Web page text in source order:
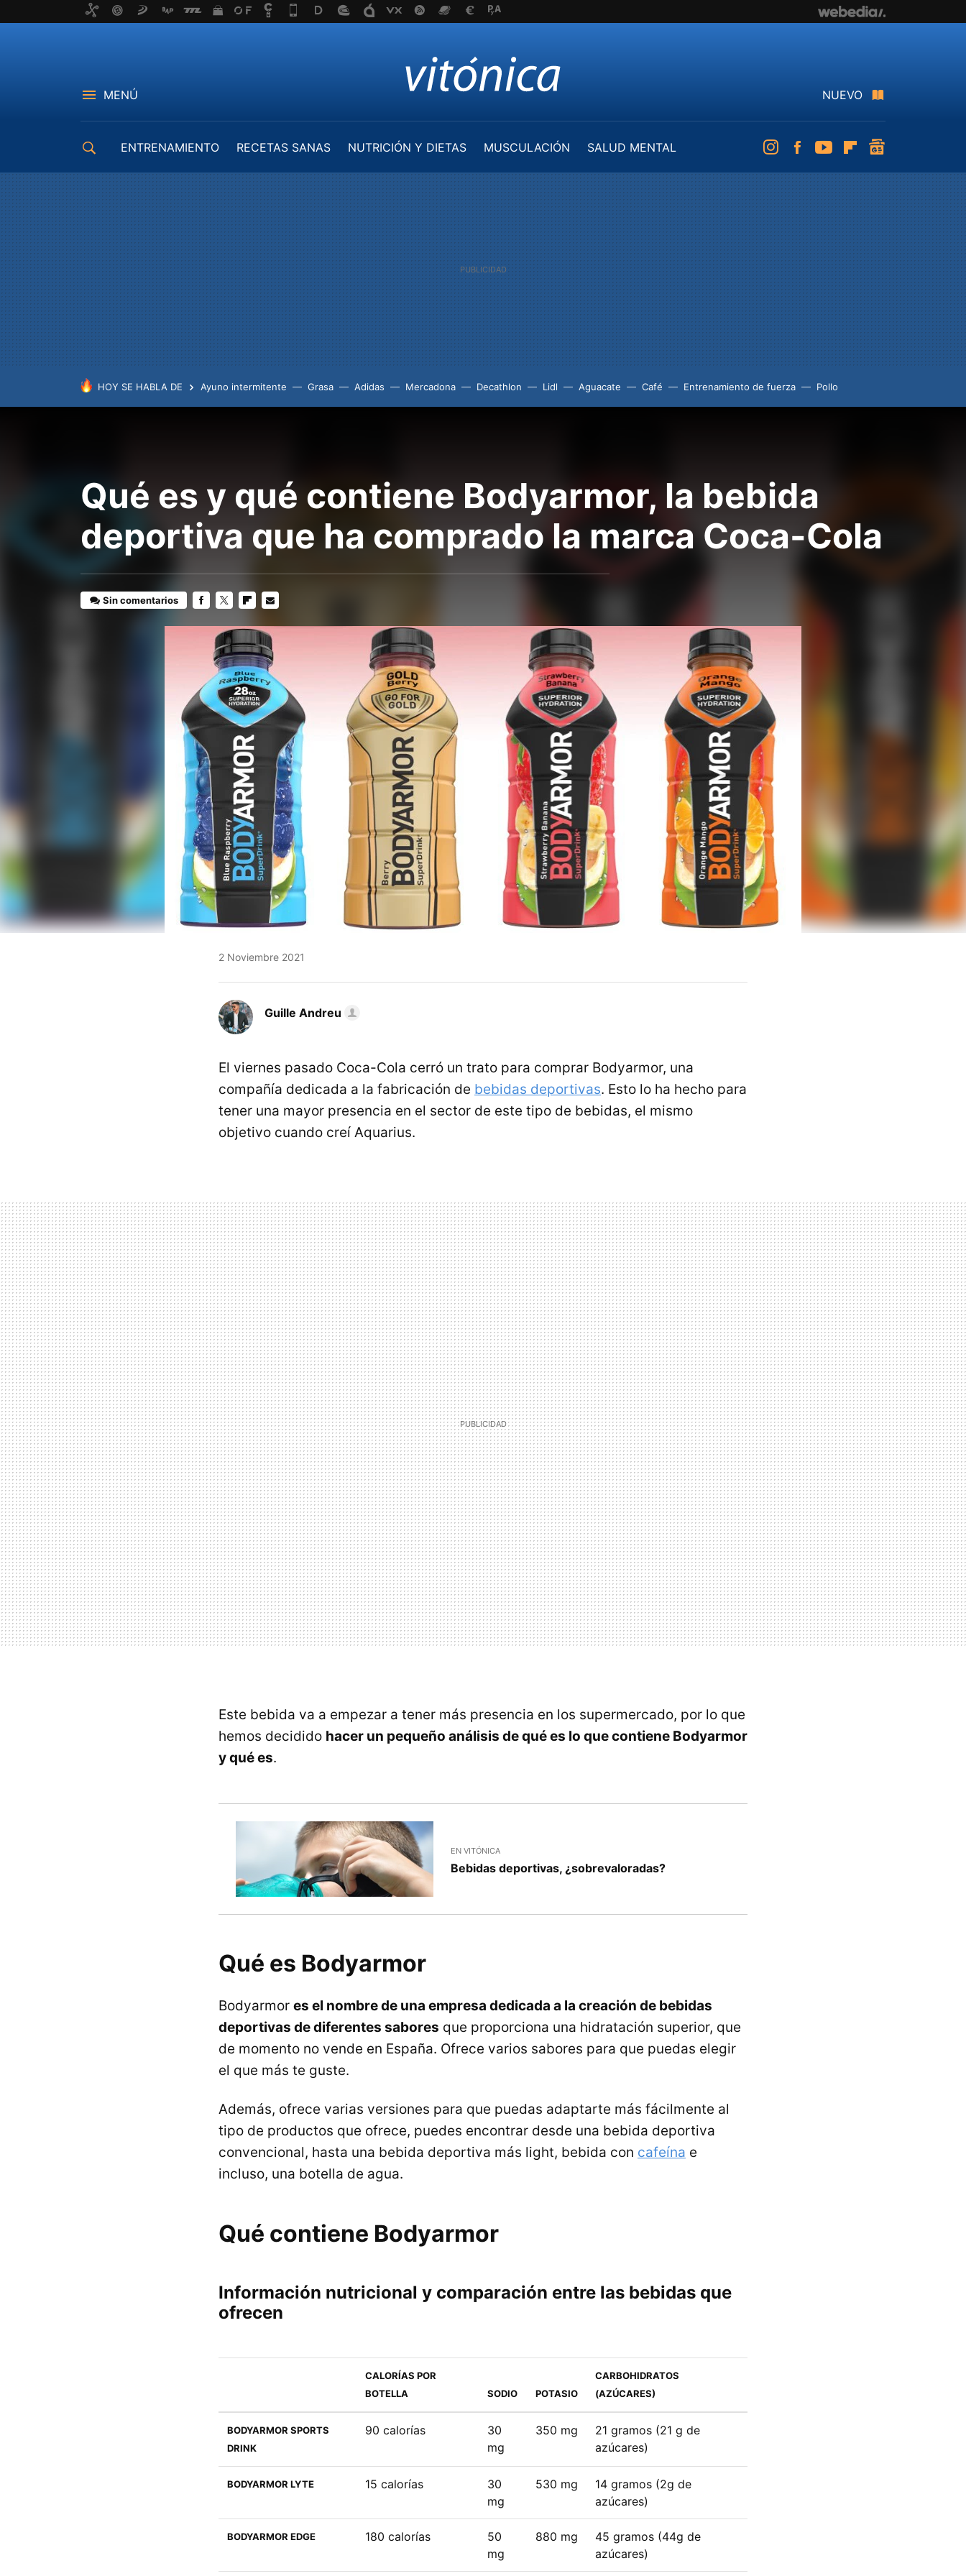
MENÚ NUEVO
ENTRENAMIENTO RECETAS SANAS NUTRICIÓN Y DIETAS MUSCULACIÓN
SALUD MENTAL
InstagramFacebookYoutubeFlipboard
HOY SE HABLA DE Ayuno intermitente Grasa Adidas Mercadona Decathlon Lidl Aguacate Café Entrenamiento de fuerza Pollo
Qué es y qué contiene Bodyarmor, la bebida
deportiva que ha comprado la marca Coca-Cola
Sin comentarios
MAIL
2 Noviembre 2021
Guille Andreu
El viernes pasado Coca-Cola cerró un trato para comprar Bodyarmor, una
compañía dedicada a la fabricación de bebidas deportivas. Esto lo ha hecho para
tener una mayor presencia en el sector de este tipo de bebidas, el mismo
objetivo cuando creí Aquarius.
Este bebida va a empezar a tener más presencia en los supermercado, por lo que
hemos decidido hacer un pequeño análisis de qué es lo que contiene Bodyarmor
y qué es.
EN VITÓNICA
Bebidas deportivas, ¿sobrevaloradas?
Qué es Bodyarmor
Bodyarmor es el nombre de una empresa dedicada a la creación de bebidas
deportivas de diferentes sabores que proporciona una hidratación superior, que
de momento no vende en España. Ofrece varios sabores para que puedas elegir
el que más te guste.
Además, ofrece varias versiones para que puedas adaptarte más fácilmente al
tipo de productos que ofrece, puedes encontrar desde una bebida deportiva
convencional, hasta una bebida deportiva más light, bebida con cafeína e
incluso, una botella de agua.
Qué contiene Bodyarmor
Información nutricional y comparación entre las bebidas que
ofrecen
CALORÍAS POR
BOTELLA
SODIO POTASIO
CARBOHIDRATOS
(AZÚCARES)
BODYARMOR SPORTS
DRINK
90 calorías
30
mg
350 mg
21 gramos (21 g de
azúcares)
BODYARMOR LYTE 15 calorías
30
mg
530 mg
14 gramos (2g de
azúcares)
BODYARMOR EDGE 180 calorías
50
mg
880 mg
45 gramos (44g de
azúcares)